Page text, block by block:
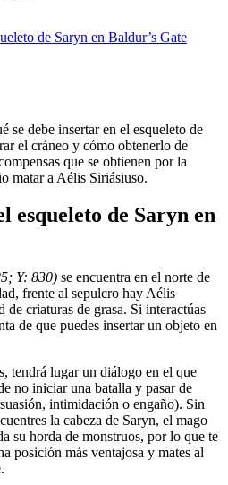
de Saryn en Baldur’s Gate
se debe insertar en el esqueleto de
el cráneo y cómo obtenerlo de
que se obtienen por la
matar a Aélis Siriásiuso.
esqueleto de Saryn en
Y: 830) se encuentra en el norte de
frente al sepulcro hay Aélis
criaturas de grasa. Si interactúas
de que puedes insertar un objeto en
tendrá lugar un diálogo en el que
no iniciar una batalla y pasar de
intimidación o engaño). Sin
la cabeza de Saryn, el mago
su horda de monstruos, por lo que te
posición más ventajosa y mates al